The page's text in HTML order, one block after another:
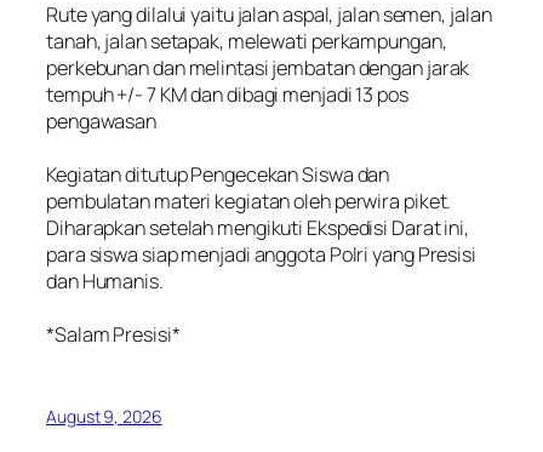
‎Rute yang dilalui yaitu jalan aspal, jalan semen, jalan
tanah, jalan setapak, melewati perkampungan,
perkebunan dan melintasi jembatan dengan jarak
tempuh +/- 7 KM dan dibagi menjadi 13 pos
pengawasan
‎Kegiatan ditutup Pengecekan Siswa dan
pembulatan materi kegiatan oleh perwira piket.
Diharapkan setelah mengikuti Ekspedisi Darat ini,
para siswa siap menjadi anggota Polri yang Presisi
dan Humanis.
‎*Salam Presisi*
August 9, 2026